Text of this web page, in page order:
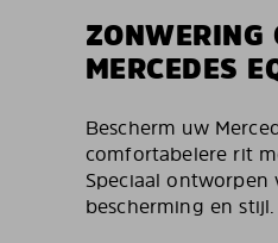
ZONWERING
MERCEDES
Bescherm uw
comfortabelere rit
Speciaal
bescherming en stijl.